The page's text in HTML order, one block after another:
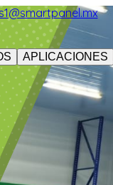
APLICACIONES